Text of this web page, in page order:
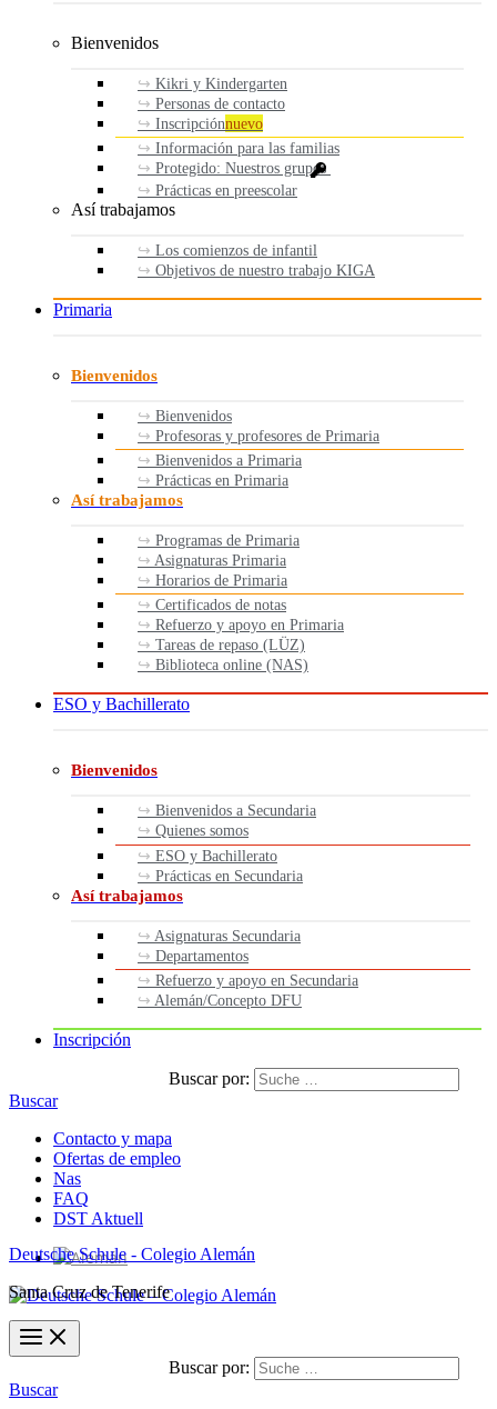
Bienvenidos
Kikri y Kindergarten
Personas de contacto
Inscripciónnuevo
Información para las familias
Protegido: Nuestros grupos
Prácticas en preescolar
Así trabajamos
Los comienzos de infantil
Objetivos de nuestro trabajo KIGA
Primaria
Bienvenidos
Bienvenidos
Profesoras y profesores de Primaria
Bienvenidos a Primaria
Prácticas en Primaria
Así trabajamos
Programas de Primaria
Asignaturas Primaria
Horarios de Primaria
Certificados de notas
Refuerzo y apoyo en Primaria
Tareas de repaso (LÜZ)
Biblioteca online (NAS)
ESO y Bachillerato
Bienvenidos
Bienvenidos a Secundaria
Quienes somos
ESO y Bachillerato
Prácticas en Secundaria
Así trabajamos
Asignaturas Secundaria
Departamentos
Refuerzo y apoyo en Secundaria
Alemán/Concepto DFU
Inscripción
Buscar por:
Buscar
Contacto y mapa
Ofertas de empleo
Nas
FAQ
DST Aktuell
Deutsche Schule - Colegio Alemán
Santa Cruz de Tenerife
Buscar por:
Buscar